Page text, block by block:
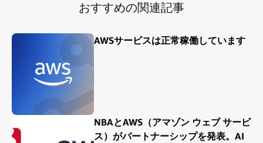
おすすめの関連記事
AWSサービスは正常稼働しています
NBAとAWS（アマゾン ウェブ サービ
ス）がパートナーシップを発表。AI